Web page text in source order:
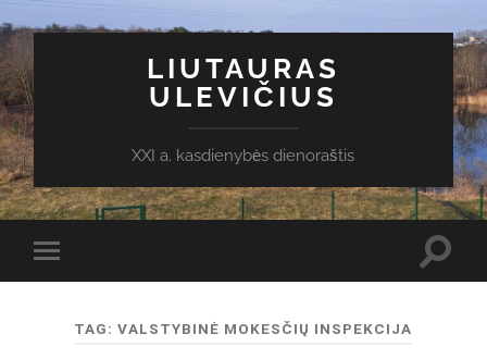
LIUTAURAS
ULEVIČIUS
XXI a. kasdienybės dienoraštis
Toggle
mobile
TAG:VALSTYBINĖ MOKESČIŲ INSPEKCIJA